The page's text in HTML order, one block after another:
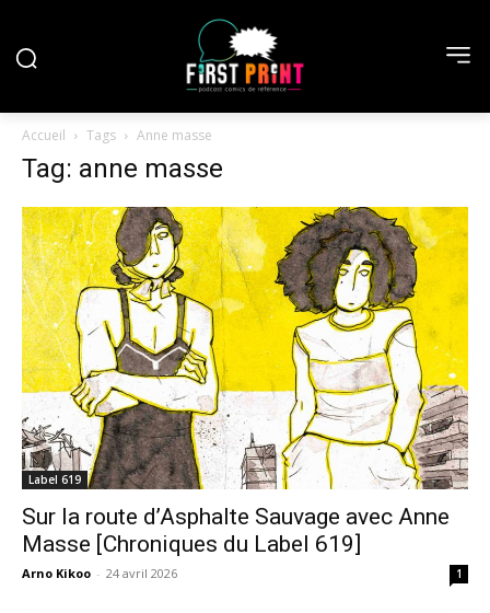
Accueil Tags Anne masse
Tag: anne masse
Label 619
Sur la route d’Asphalte Sauvage avec Anne
Masse [Chroniques du Label 619]
Arno Kikoo - 24 avril 2026 1